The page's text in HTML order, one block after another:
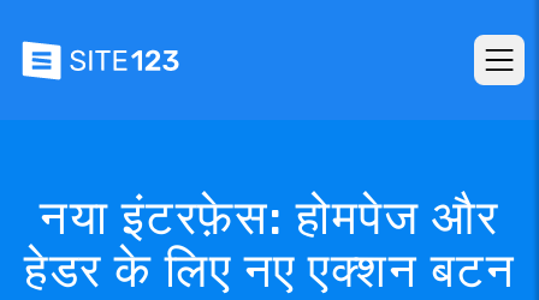
नया इंटरफ़ेस: होमपेज और
हेडर के लिए नए एक्शन बटन